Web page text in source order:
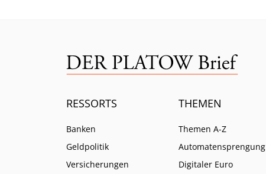
RESSORTS
Banken
Geldpolitik
Versicherungen
THEMEN
Themen A-Z
Automatensprengung
Digitaler Euro